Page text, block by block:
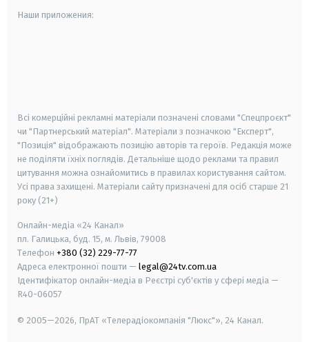
Наши приложения:
Всі комерційні рекламні матеріали позначені словами "Спецпроєкт"
чи "Партнерський матеріал". Матеріали з позначкою "Експерт",
"Позиція" відображають позицію авторів та героїв. Редакція може
не поділяти їхніх поглядів. Детальніше щодо реклами та правил
цитування можна ознайомитись в правилах користування сайтом.
Усі права захищені. Матеріали сайту призначені для осіб старше 21
року (21+)
Онлайн-медіа «24 Канал»
пл. Галицька, буд. 15, м. Львів, 79008
Телефон +380 (32) 229-77-77
Адреса електронної пошти — legal@24tv.com.ua
Ідентифікатор онлайн-медіа в Реєстрі суб'єктів у сфері медіа —
R40-06057
© 2005—2026, ПрАТ «Телерадіокомпанія "Люкс"», 24 Канал.